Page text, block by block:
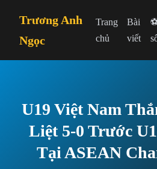
Trương Anh
Ngọc
Trang
chủ
Bài
viết
U19 Việt Nam
Liệt 5-0 Trước
Tại ASEAN